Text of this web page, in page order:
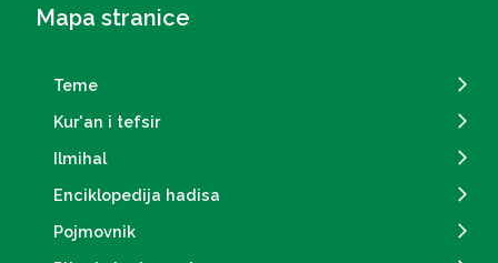
Mapa stranice
Teme
Kur'an i tefsir
Ilmihal
Enciklopedija hadisa
Pojmovnik